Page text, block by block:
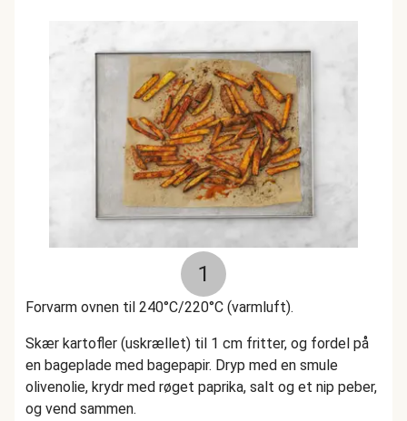
1
Forvarm ovnen til 240°C/220°C (varmluft).
Skær kartofler (uskrællet) til 1 cm fritter, og fordel på
en bageplade med bagepapir. Dryp med en smule
olivenolie, krydr med røget paprika, salt og et nip peber,
og vend sammen.